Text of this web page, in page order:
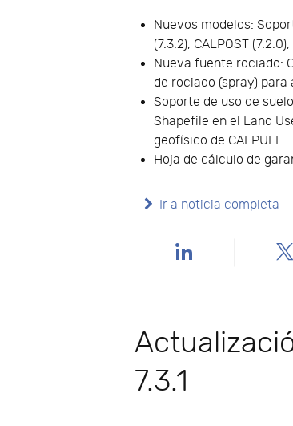
Nuevos modelos:
(7.3.2), CALPOST
Nueva fuente rociado:
de rociado (spray) para
Soporte de uso de
Shapefile en el Land
geofísico de CALPUFF.
Hoja de cálculo de
Ir a noticia completa
7.3.1